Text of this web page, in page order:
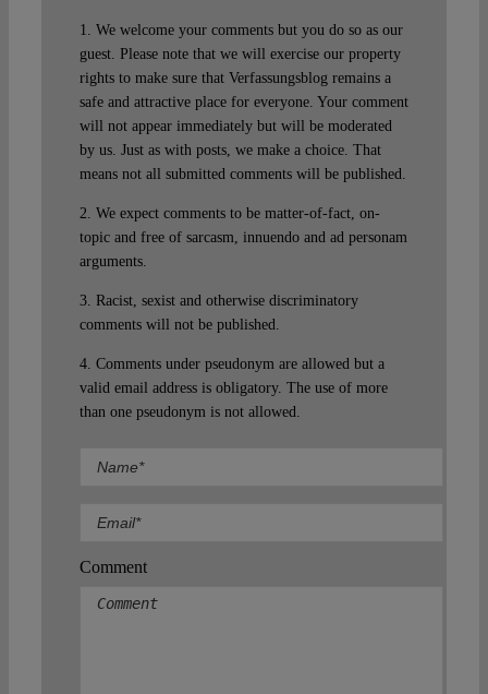
1. We welcome your comments but you do so as our
guest. Please note that we will exercise our property
rights to make sure that Verfassungsblog remains a
safe and attractive place for everyone. Your comment
will not appear immediately but will be moderated
by us. Just as with posts, we make a choice. That
means not all submitted comments will be published.
2. We expect comments to be matter-of-fact, on-
topic and free of sarcasm, innuendo and ad personam
arguments.
3. Racist, sexist and otherwise discriminatory
comments will not be published.
4. Comments under pseudonym are allowed but a
valid email address is obligatory. The use of more
than one pseudonym is not allowed.
Comment